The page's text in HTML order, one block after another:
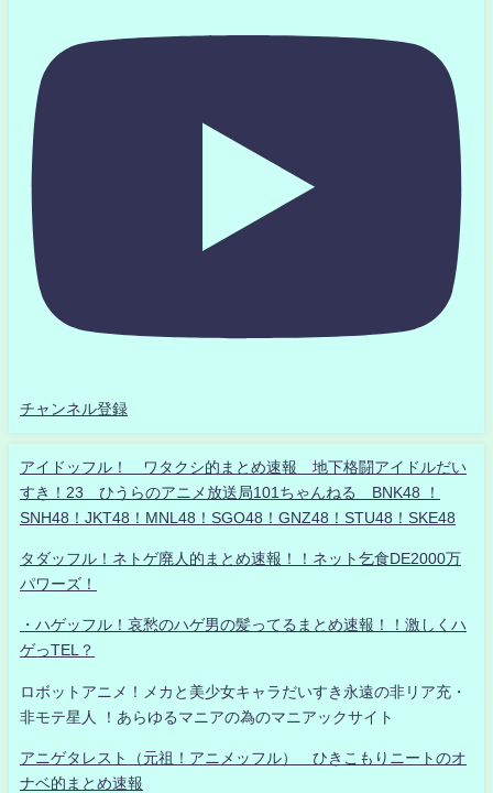
チャンネル登録
アイドッフル！ ワタクシ的まとめ速報 地下格闘アイドルだい
すき！23 ひうらのアニメ放送局101ちゃんねる BNK48 ！
SNH48！JKT48！MNL48！SGO48！GNZ48！STU48！SKE48
タダッフル！ネトゲ廃人的まとめ速報！！ネット乞食DE2000万
パワーズ！
・ハゲッフル！哀愁のハゲ男の髪ってるまとめ速報！！激しくハ
ゲっTEL？
ロボットアニメ！メカと美少女キャラだいすき永遠の非リア充・
非モテ星人 ！あらゆるマニアの為のマニアックサイト
アニゲタレスト（元祖！アニメッフル） ひきこもりニートのオ
ナベ的まとめ速報